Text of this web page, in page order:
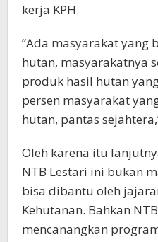
kerja KPH.
“Ada masyarakat yang
hutan, masyarakatnya
produk hasil hutan
persen masyarakat
hutan, pantas
Oleh karena itu
NTB Lestari ini bukan
bisa dibantu oleh
Kehutanan. Bahkan
mencanangkan